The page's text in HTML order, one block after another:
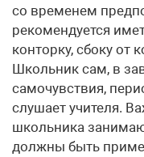
со временем
рекомендуется
конторку, сбоку от
Школьник сам, в
самочувствия,
слушает учителя.
школьника
должны быть